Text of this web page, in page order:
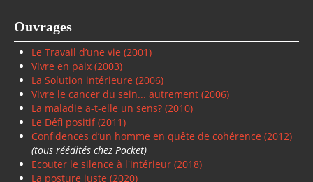
Ouvrages
Le Travail d’une vie (2001)
Vivre en paix (2003)
La Solution intérieure (2006)
Vivre le cancer du sein... autrement (2006)
La maladie a-t-elle un sens? (2010)
Le Défi positif(2011)
Confidences d’un homme en quête de cohérence (2012)
(tous réédités chez Pocket)
Ecouter le silence à l'intérieur (2018)
La posture juste (2020)